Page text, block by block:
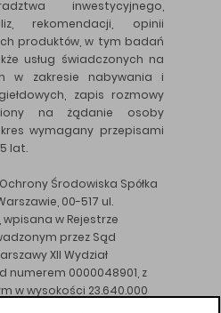
inwestycyjnego,
rekomendacji, opinii
produktów, w tym badań
usług świadczonych na
w zakresie nabywania i
zapis rozmowy
na żądanie osoby
wymagany przepisami
lat.
Środowiska Spółka
00-517 ul.
wpisana w Rejestrze
przez Sąd
XII Wydział
numerem 0000048901, z
w wysokości 23.640.000